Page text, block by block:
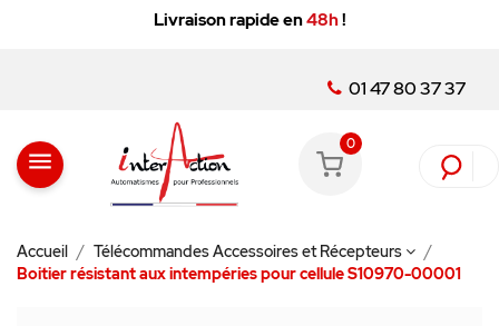
Livraison rapide en48h!
01 47 80 37 37
menu
0
Accueil
Télécommandes Accessoires et Récepteurs
Boitier résistant aux intempéries pour cellule S10970-00001